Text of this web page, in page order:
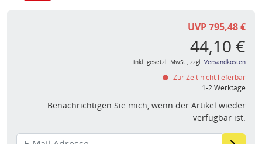
UVP 795,48 €
44,10 €
inkl. gesetzl. MwSt., zzgl. Versandkosten
Zur Zeit nicht lieferbar
1-2 Werktage
Benachrichtigen Sie mich, wenn der Artikel wieder
verfügbar ist.